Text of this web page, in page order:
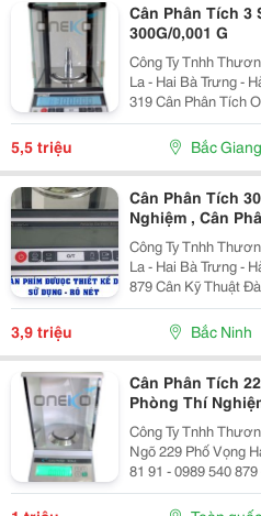
Cân Phân Tích 3
300G/0,001 G
Công Ty Tnhh Thương
La - Hai Bà Trưng - Hà Nội Đt : 0989 540 879
319 Cân Phân
5,5 triệu Bắc Giang
Cân Phân Tích
Nghiệm , Cân
Công Ty Tnhh Thương
La - Hai Bà Trưng - Hà Nội Đt : 0984 615 319
879 Cân Kỹ Thuật
3,9 triệu Bắc Ninh
Cân Phân Tích
Phòng Thí
Công Ty Tnhh Thương
Ngõ 229 Phố Vọng Hai Bà
81 91 - 0989 540 879 - 0984 615
Lẻ Oneko Str-224(220G/
Bản 4 Số Lẻ Str-224 I